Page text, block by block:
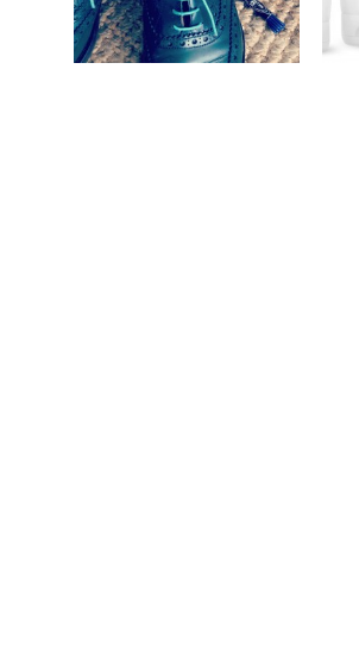
Keine Kommentare